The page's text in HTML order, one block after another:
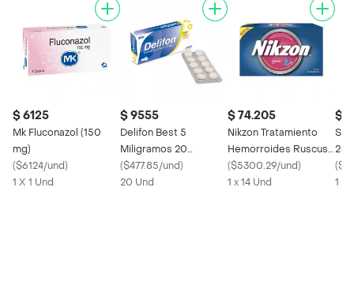
$ 6125
Mk Fluconazol (150
mg)
($6124/und)
1 X 1 Und
$ 9555
Delifon Best 5
Miligramos 20
Tabletas
($477.85/und)
20 Und
$ 74.205
Nikzon Tratamiento
Hemorroides Ruscus
Aculeatus L. 14
Cápsulas
($5300.29/und)
1 x 14 Und
$
(
1 X